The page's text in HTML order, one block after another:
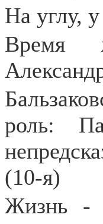
На углу,
Время
роль:
(10-я)
Жизнь -